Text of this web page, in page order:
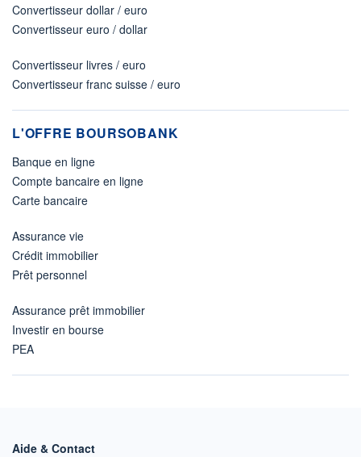
Convertisseur dollar / euro
Convertisseur euro / dollar
Convertisseur livres / euro
Convertisseur franc suisse / euro
L'OFFRE BOURSOBANK
Banque en ligne
Compte bancaire en ligne
Carte bancaire
Assurance vie
Crédit immobilier
Prêt personnel
Assurance prêt immobilier
Investir en bourse
PEA
Aide & Contact